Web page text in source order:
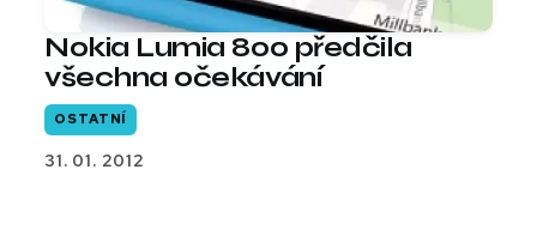
Nokia Lumia 800 předčila
všechna očekávání
OSTATNÍ
31. 01. 2012